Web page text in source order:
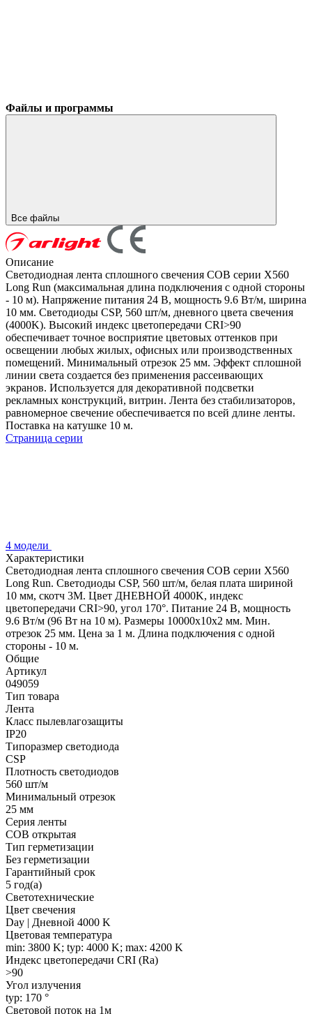
Файлы и программы
Все файлы
Описание
Светодиодная лента сплошного свечения COB серии X560
Long Run (максимальная длина подключения с одной стороны
- 10 м). Напряжение питания 24 В, мощность 9.6 Вт/м, ширина
10 мм. Светодиоды CSP, 560 шт/м, дневного цвета свечения
(4000K). Высокий индекс цветопередачи CRI>90
обеспечивает точное восприятие цветовых оттенков при
освещении любых жилых, офисных или производственных
помещений. Минимальный отрезок 25 мм. Эффект сплошной
линии света создается без применения рассеивающих
экранов. Используется для декоративной подсветки
рекламных конструкций, витрин. Лента без стабилизаторов,
равномерное свечение обеспечивается по всей длине ленты.
Поставка на катушке 10 м.
Страница серии
4 модели
Характеристики
Светодиодная лента сплошного свечения COB серии X560
Long Run. Светодиоды CSP, 560 шт/м, белая плата шириной
10 мм, скотч 3M. Цвет ДНЕВНОЙ 4000K, индекс
цветопередачи CRI>90, угол 170°. Питание 24 В, мощность
9.6 Вт/м (96 Вт на 10 м). Размеры 10000х10х2 мм. Мин.
отрезок 25 мм. Цена за 1 м. Длина подключения с одной
стороны - 10 м.
Общие
Артикул
049059
Тип товара
Лента
Класс пылевлагозащиты
IP20
Типоразмер светодиода
CSP
Плотность светодиодов
560 шт/м
Минимальный отрезок
25 мм
Серия ленты
COB открытая
Тип герметизации
Без герметизации
Гарантийный срок
5 год(а)
Светотехнические
Цвет свечения
Day | Дневной 4000 K
Цветовая температура
min: 3800 K; typ: 4000 K; max: 4200 K
Индекс цветопередачи CRI (Ra)
>90
Угол излучения
typ: 170 °
Световой поток на 1м